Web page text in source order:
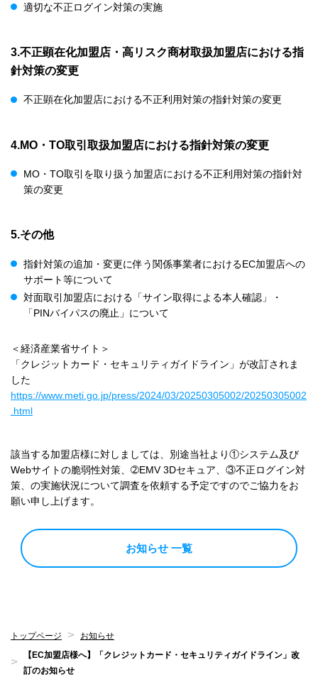
適切な不正ログイン対策の実施
3.不正顕在化加盟店・高リスク商材取扱加盟店における指
針対策の変更
不正顕在化加盟店における不正利用対策の指針対策の変更
4.MO・TO取引取扱加盟店における指針対策の変更
MO・TO取引を取り扱う加盟店における不正利用対策の指針対
策の変更
5.その他
指針対策の追加・変更に伴う関係事業者におけるEC加盟店への
サポート等について
対面取引加盟店における「サイン取得による本人確認」・
「PINバイパスの廃止」について
＜経済産業省サイト＞
「クレジットカード・セキュリティガイドライン」が改訂されま
した
https://www.meti.go.jp/press/2024/03/20250305002/20250305002
.html
該当する加盟店様に対しましては、別途当社より①システム及び
Webサイトの脆弱性対策、➁EMV 3Dセキュア、③不正ログイン対
策、の実施状況について調査を依頼する予定ですのでご協力をお
願い申し上げます。
お知らせ 一覧
トップページ
お知らせ
【EC加盟店様へ】「クレジットカード・セキュリティガイドライン」改
訂のお知らせ